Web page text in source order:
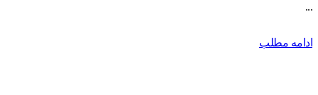
...
ادامه مطلب